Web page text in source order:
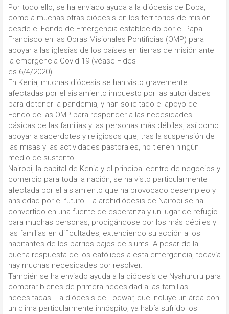
Por todo ello, se ha enviado ayuda a la diócesis de Doba,
como a muchas otras diócesis en los territorios de misión
desde el Fondo de Emergencia establecido por el Papa
Francisco en las Obras Misionales Pontificias (OMP) para
apoyar a las iglesias de los países en tierras de misión ante
la emergencia Covid-19 (véase Fides
es 6/4/2020).
En Kenia, muchas diócesis se han visto gravemente
afectadas por el aislamiento impuesto por las autoridades
para detener la pandemia, y han solicitado el apoyo del
Fondo de las OMP para responder a las necesidades
básicas de las familias y las personas más débiles, así como
apoyar a sacerdotes y religiosos que, tras la suspensión de
las misas y las actividades pastorales, no tienen ningún
medio de sustento.
Nairobi, la capital de Kenia y el principal centro de negocios y
comercio para toda la nación, se ha visto particularmente
afectada por el aislamiento que ha provocado desempleo y
ansiedad por el futuro. La archidiócesis de Nairobi se ha
convertido en una fuente de esperanza y un lugar de refugio
para muchas personas, prodigándose por los más débiles y
las familias en dificultades, extendiendo su acción a los
habitantes de los barrios bajos de slums. A pesar de la
buena respuesta de los católicos a esta emergencia, todavía
hay muchas necesidades por resolver.
También se ha enviado ayuda a la diócesis de Nyahururu para
comprar bienes de primera necesidad a las familias
necesitadas. La diócesis de Lodwar, que incluye un área con
un clima particularmente inhóspito, ya había sufrido los